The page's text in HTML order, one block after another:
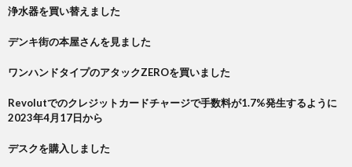
浄水器を買い替えました
デンキ街の本屋さんを見ました
ワンハンドタイプのアタックZEROを買いました
Revolutでのクレジットカードチャージで手数料が1.7%発生するように
2023年4月17日から
デスクを購入しました